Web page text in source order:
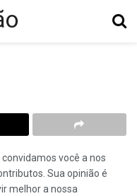
você a nos
Sua opinião é
melhor a nossa